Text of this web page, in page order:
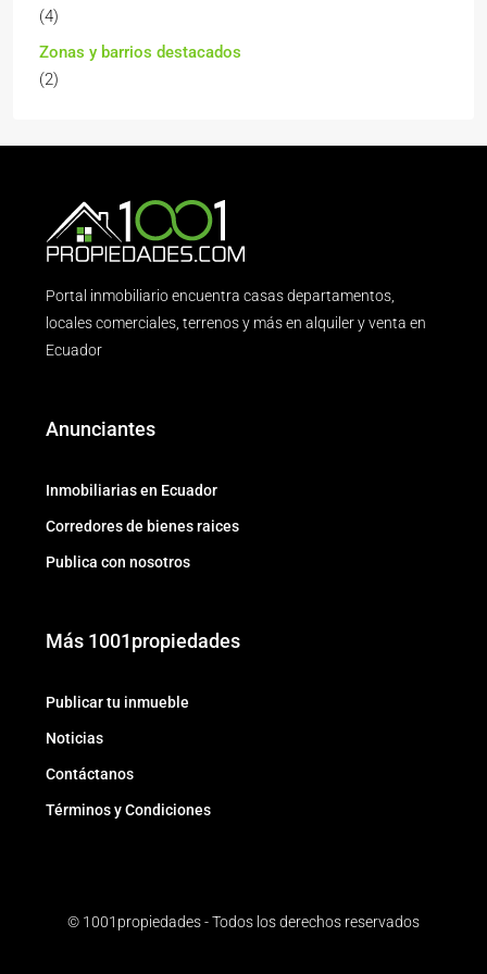
(4)
Zonas y barrios destacados
(2)
Portal inmobiliario encuentra casas departamentos,
locales comerciales, terrenos y más en alquiler y venta en
Ecuador
Anunciantes
Inmobiliarias en Ecuador
Corredores de bienes raices
Publica con nosotros
Más 1001propiedades
Publicar tu inmueble
Noticias
Contáctanos
Términos y Condiciones
© 1001propiedades - Todos los derechos reservados